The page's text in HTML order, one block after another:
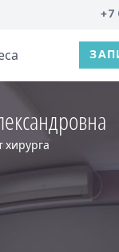
+7
хирурга